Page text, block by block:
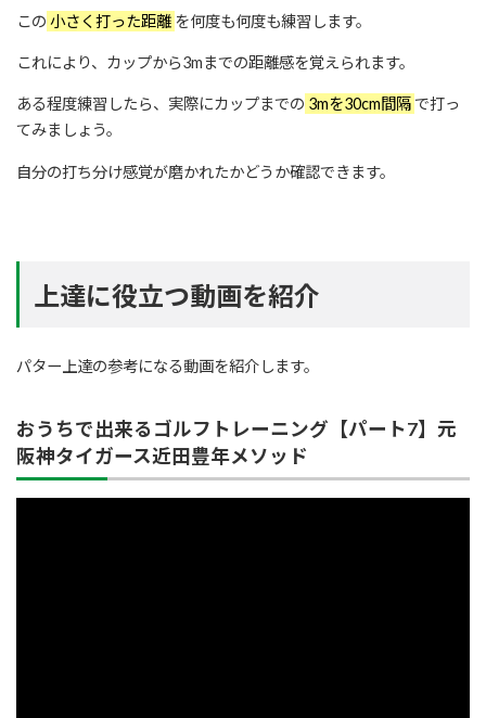
この 小さく打った距離 を何度も何度も練習します。
これにより、カップから3mまでの距離感を覚えられます。
ある程度練習したら、実際にカップまでの 3mを30cm間隔で打っ
てみましょう。
自分の打ち分け感覚が磨かれたかどうか確認できます。
上達に役立つ動画を紹介
パター上達の参考になる動画を紹介します。
おうちで出来るゴルフトレーニング【パート7】元
阪神タイガース近田豊年メソッド